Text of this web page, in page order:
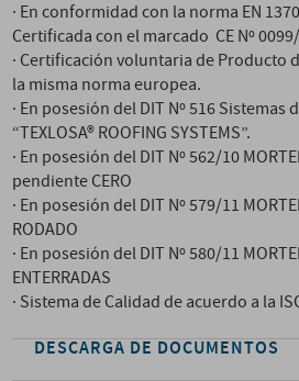
· En conformidad con la norma EN
Certificada con el marcado CE Nº
· Certificación voluntaria de Producto
la misma norma europea.
· En posesión del DIT Nº 516
“TEXLOSA® ROOFING SYSTEMS”.
· En posesión del DIT Nº 562/10
pendiente CERO
· En posesión del DIT Nº 579/11
RODADO
· En posesión del DIT Nº 580/11
ENTERRADAS
· Sistema de Calidad de acuerdo a la
DESCARGA DE DOCUMENTOS